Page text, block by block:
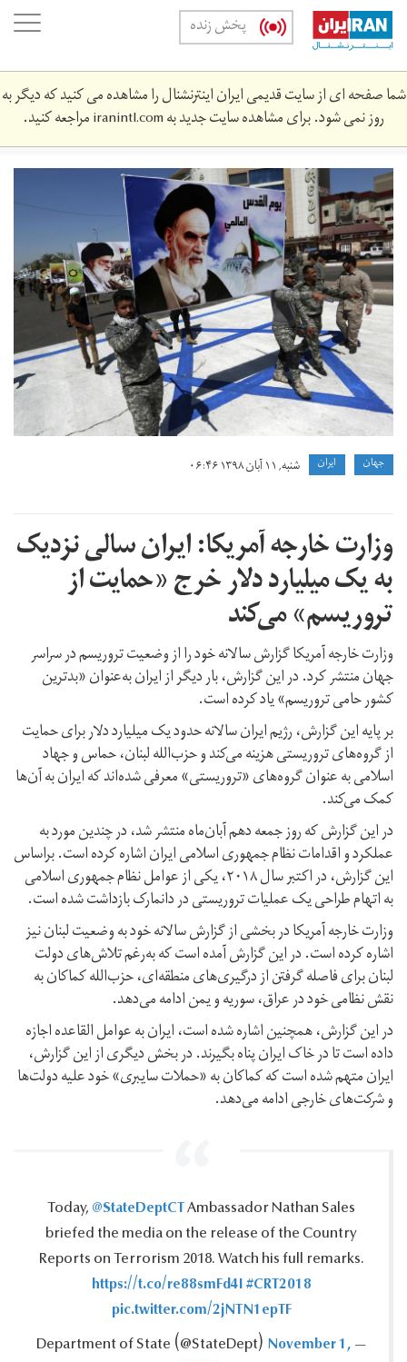
Skip
main
content
پخش زنده
شما صفحه ای از سایت قدیمی ایران اینترنشنال را مشاهده می کنید که دیگر به
روز نمی شود. برای مشاهده سایت جدید بهiranintl.comمراجعه کنید.
ifmat-
iran-
regime-
has-
spent-
over-
16-
billions-
of-
dollars-
on-
in-
iraq-
and-
syria.jpg
جهان ايران شنبه, ۱۱ آبان ۱۳۹۸ ۰۶:۴۶
وزارت خارجه آمریکا: ایران سالی نزدیک
به یک میلیارد دلار خرج «حمایت از
تروریسم» می‌کند
وزارت خارجه آمریکا گزارش سالانه خود را از وضعیت تروریسم در سراسر
جهان منتشر کرد. در این گزارش، بار دیگر از ایران به‌عنوان «بدترین
کشور حامی تروریسم» یاد کرده است.
بر پایه این گزارش، رژیم ایران سالانه حدود یک میلیارد دلار برای حمایت
از گروه‌های تروریستی هزینه می‌کند و حزب‌الله لبنان، حماس و جهاد
اسلامی به عنوان گروه‌های «تروریستی» معرفی شده‌اند که ایران به آن‌ها
کمک می‌کند.
در این گزارش که روز جمعه دهم‌ آبان‌ماه منتشر شد، در چندین مورد به
عملکرد و اقدامات نظام جمهوری اسلامی ایران اشاره کرده است. براساس
این گزارش، در اکتبر سال ۲۰۱۸، یکی از عوامل نظام جمهوری اسلامی
به اتهام طراحی یک عملیات تروریستی در دانمارک بازداشت شده است.
وزارت خارجه آمریکا در بخشی از گزارش سالانه خود به وضعیت لبنان نیز
اشاره کرده است. در این گزارش آمده است که به‌رغم تلاش‌های دولت
لبنان برای فاصله‌ گرفتن از درگیری‌های منطقه‌ای، حزب‌الله کماکان به
نقش نظامی خود در عراق، سوریه و یمن ادامه می‌دهد.
در این گزارش، همچنین اشاره شده است، ایران به عوامل القاعده اجازه
داده است تا در خاک ایران پناه بگیرند. در بخش دیگری از این گزارش،
ایران متهم شده است که کماکان به «حملات سایبری» خود علیه دولت‌ها
و شرکت‌های خارجی ادامه می‌دهد.
Today,@StateDeptCTAmbassador Nathan Sales
briefed the media on the release of the Country
Reports on Terrorism 2018.‎ Watch his full remarks.‎
https://t.co/re88smFd4I#CRT2018
pic.twitter.com/2jNTN1epTF
— Department of State ‪(@StateDept)‬
November 1,